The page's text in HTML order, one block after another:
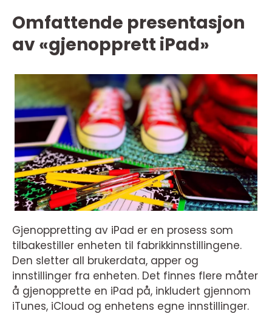
Omfattende presentasjon
av «gjenopprett iPad»
Gjenoppretting av iPad er en prosess som
tilbakestiller enheten til fabrikkinnstillingene.
Den sletter all brukerdata, apper og
innstillinger fra enheten. Det finnes flere måter
å gjenopprette en iPad på, inkludert gjennom
iTunes, iCloud og enhetens egne innstillinger.